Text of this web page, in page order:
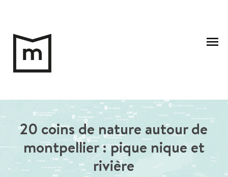
contenu
20 coins de nature autour de
montpellier : pique nique et
rivière